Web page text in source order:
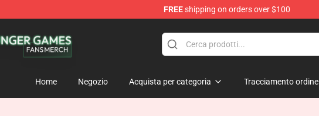
FREEshipping on orders over $100
Home Negozio Acquista per categoria Tracciamento ordine